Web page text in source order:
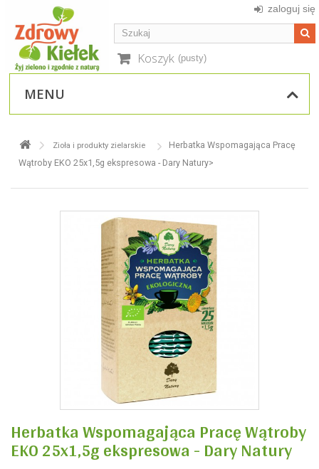
zaloguj się
Koszyk (pusty)
MENU
Zioła i produkty zielarskie
Herbatka Wspomagająca Pracę
Wątroby EKO 25x1,5g ekspresowa - Dary Natury>
Herbatka Wspomagająca Pracę Wątroby
EKO 25x1,5g ekspresowa - Dary Natury